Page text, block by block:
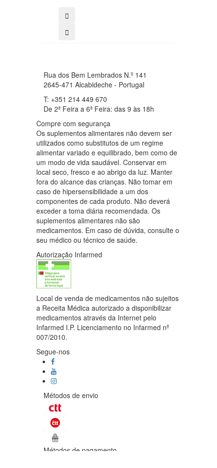
Rua dos Bem Lembrados N.º 141
2645-471 Alcabideche - Portugal
T: +351 214 449 670
De 2ª Feira a 6ª Feira: das 9 às 18h
Compre com segurança
Os suplementos alimentares não devem ser
utilizados como substitutos de um regime
alimentar variado e equilibrado, bem como de
um modo de vida saudável. Conservar em
local seco, fresco e ao abrigo da luz. Manter
fora do alcance das crianças. Não tomar em
caso de hipersensibilidade a um dos
componentes de cada produto. Não deverá
exceder a toma diária recomendada. Os
suplementos alimentares não são
medicamentos. Em caso de dúvida, consulte o
seu médico ou técnico de saúde.
Autorização Infarmed
Local de venda de medicamentos não sujeitos
a Receita Médica autorizado a disponibilizar
medicamentos através da Internet pelo
Infarmed I.P. Licenciamento no Infarmed nº
007/2010.
Segue-nos
Métodos de envio
Métodos de pagamento